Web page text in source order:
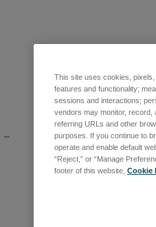
This site uses cookies,
features and functionality;
sessions and interactions;
vendors may monitor, record,
referring URLs and other
purposes. If you continue to
operate and enable default
“Reject,” or “Manage
footer of this website, Cookie